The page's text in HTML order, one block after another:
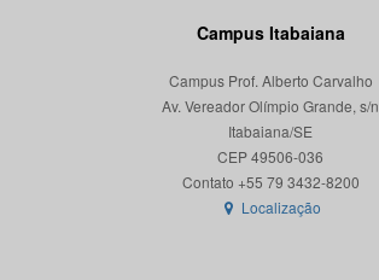
Campus Itabaiana
Campus Prof. Alberto Carvalho
Av. Vereador Olímpio Grande, s/n
Itabaiana/SE
CEP 49506-036
Localização